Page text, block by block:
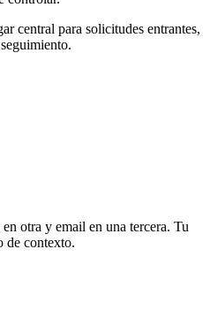
central para solicitudes entrantes,
otra y email en una tercera. Tu
de contexto.